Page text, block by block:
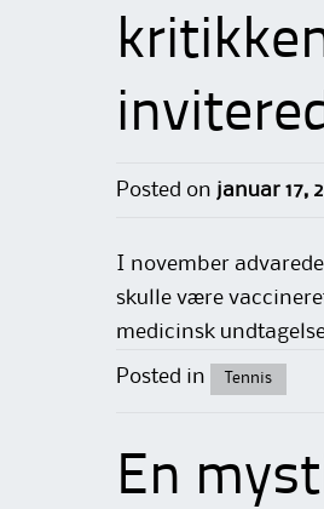
Posted on januar 17,
I november
skulle være
medicinsk
Posted in Tennis
En